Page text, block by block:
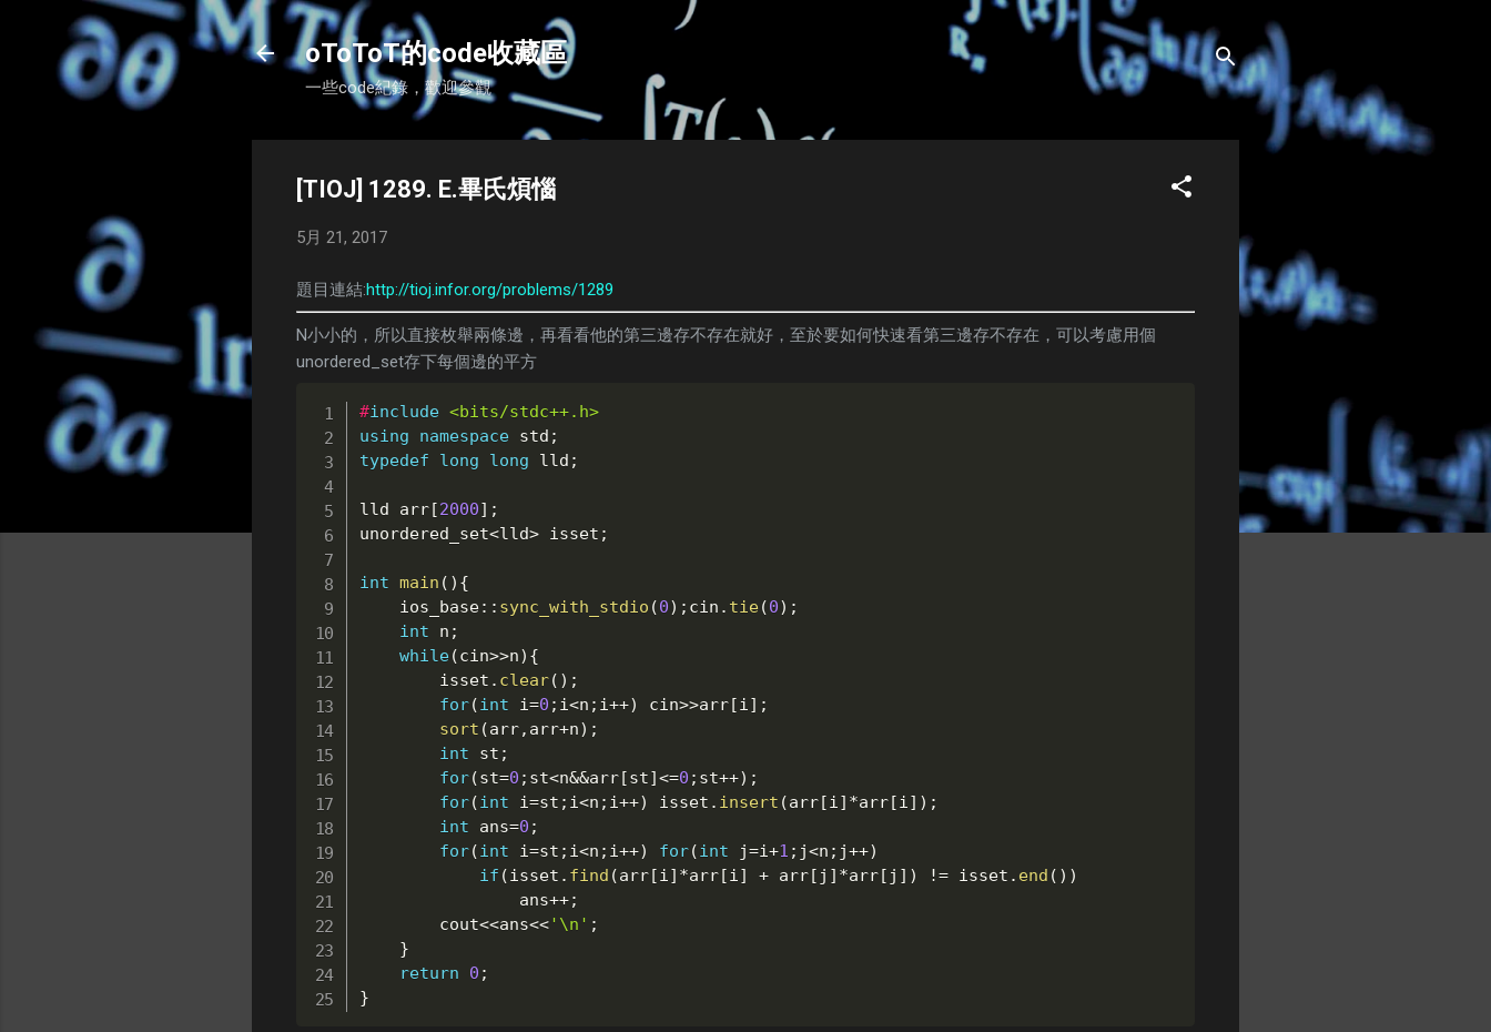
oToToT的code收藏區
一些code紀錄，歡迎參觀
[TIOJ] 1289. E.畢氏煩惱
5月 21, 2017
題目連結:http://tioj.infor.org/problems/1289
N小小的，所以直接枚舉兩條邊，再看看他的第三邊存不存在就好，至於要如何快速看第三邊存不存在，可以考慮用個
unordered_set存下每個邊的平方
#include <bits/stdc++.h>
using
namespace std ;
typedef
long long lld ;
lld arr[2000] ;
unordered_set<lld> isset ;
int main ( ) {
	ios_base
:: sync_with_stdio (0) ; cin . tie(0) ;
int n ;
while(cin>>n) {
		isset
. clear( ) ;
for(int i=0 ; i<n ; i++) cin>>arr[i] ;
sort (arr, arr+n) ;
int st ;
for(st=0 ; st<n&&arr[st]<=0 ; st++) ;
for(int i=st ; i<n ; i++) isset . insert (arr[i] *arr[i] ) ;
int ans=0 ;
for(int i=st ; i<n ; i++) for(int j=i+1 ; j<n ; j++)
if (isset . find (arr[i] *arr[i] + arr[ j ] *arr[ j ] ) != isset . end ( ) )
				ans
++;
		cout
<<ans<<'\n' ;
}
return
0 ;
}